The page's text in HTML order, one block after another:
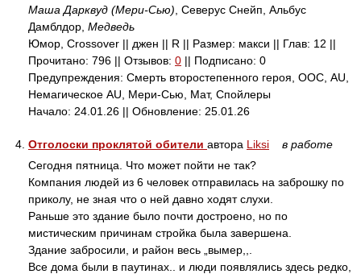
Маша Дарквуд (Мери-Сью) , Северус Снейп, Альбус
Дамблдор, Медведь
Юмор, Crossover || джен || R || Размер: макси || Глав: 12 ||
Прочитано: 796 || Отзывов: 0 || Подписано: 0
Предупреждения: Смерть второстепенного героя, ООС, AU,
Немагическое AU, Мери-Сью, Мат, Спойлеры
Начало: 24.01.26 || Обновление: 25.01.26
4. Отголоски проклятой обители автора Liksi
в работе
Сегодня пятница. Что может пойти не так?
Компания людей из 6 человек отправилась на заброшку по
приколу, не зная что о ней давно ходят слухи.
Раньше это здание было почти достроено, но по
мистическим причинам стройка была завершена.
Здание забросили, и район весь „вымер,,.
Все дома были в паутинах.. и люди появлялись здесь редко,